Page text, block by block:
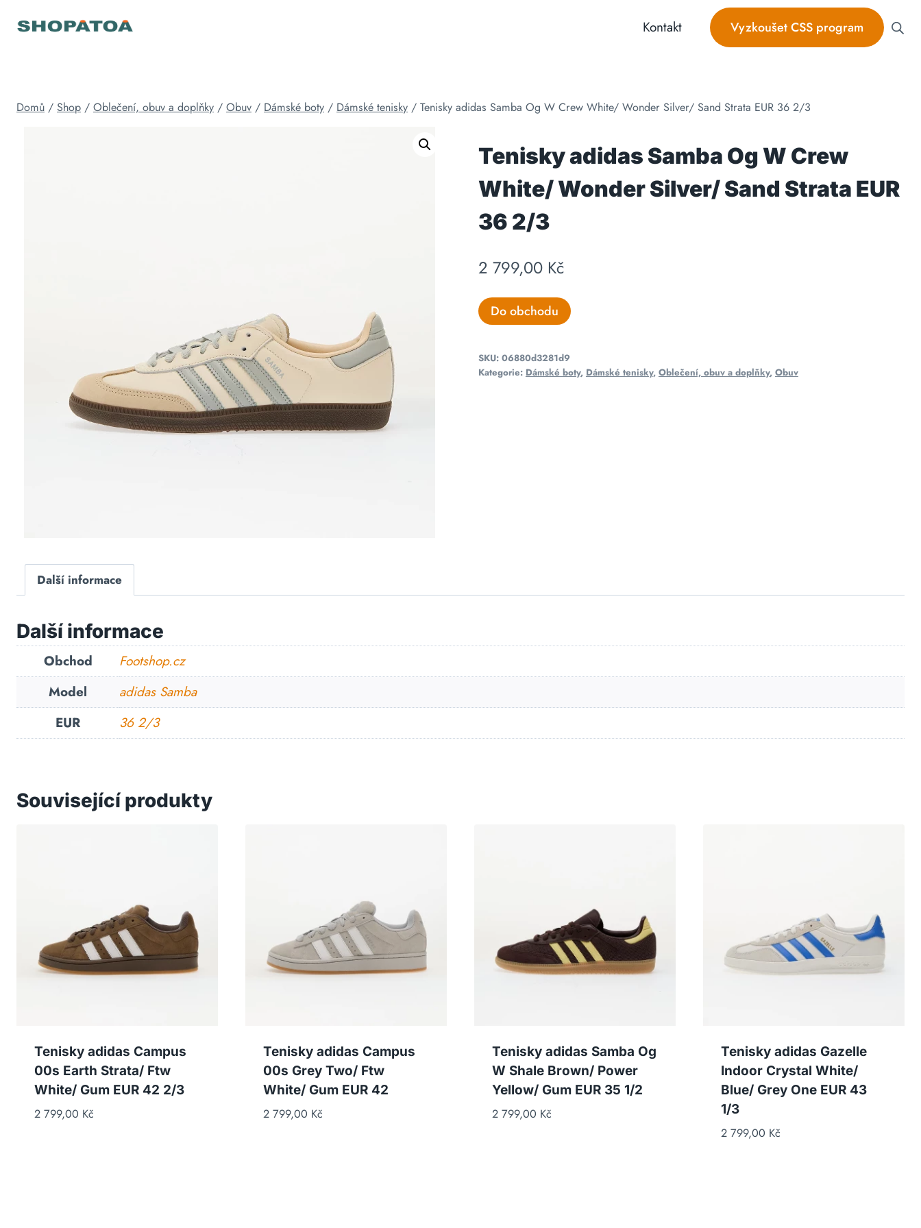
Kontakt Vyzkoušet CSS program
Domů / Shop / Oblečení, obuv a doplňky / Obuv / Dámské boty / Dámské tenisky / Tenisky adidas Samba Og W Crew White/ Wonder Silver/ Sand Strata EUR 36 2/3
Tenisky adidas Samba Og W Crew
White/ Wonder Silver/ Sand Strata EUR
36 2/3
2 799,00 Kč
Do obchodu
SKU: 06880d3281d9
Kategorie: Dámské boty, Dámské tenisky, Oblečení, obuv a doplňky, Obuv
Další informace
Další informace
Obchod
Footshop.cz
Model
adidas Samba
EUR
36 2/3
Související produkty
Tenisky adidas Campus
00s Earth Strata/ Ftw
White/ Gum EUR 42 2/3
2 799,00 Kč
Tenisky adidas Campus
00s Grey Two/ Ftw
White/ Gum EUR 42
2 799,00 Kč
Tenisky adidas Samba Og
W Shale Brown/ Power
Yellow/ Gum EUR 35 1/2
2 799,00 Kč
Tenisky adidas Gazelle
Indoor Crystal White/
Blue/ Grey One EUR 43
1/3
2 799,00 Kč